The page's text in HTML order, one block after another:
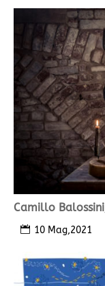
Camillo
10 Mag,2021